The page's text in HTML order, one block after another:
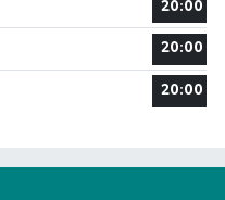
20:00
20:00
20:00